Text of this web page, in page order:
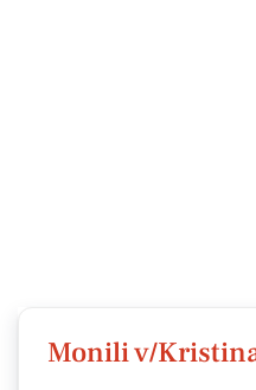
Monili v/